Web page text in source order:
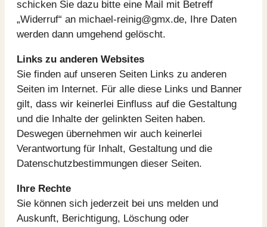
schicken Sie dazu bitte eine Mail mit Betreff
„Widerruf“ an michael-reinig@gmx.de, Ihre Daten
werden dann umgehend gelöscht.
Links zu anderen Websites
Sie finden auf unseren Seiten Links zu anderen
Seiten im Internet. Für alle diese Links und Banner
gilt, dass wir keinerlei Einfluss auf die Gestaltung
und die Inhalte der gelinkten Seiten haben.
Deswegen übernehmen wir auch keinerlei
Verantwortung für Inhalt, Gestaltung und die
Datenschutzbestimmungen dieser Seiten.
Ihre Rechte
Sie können sich jederzeit bei uns melden und
Auskunft, Berichtigung, Löschung oder